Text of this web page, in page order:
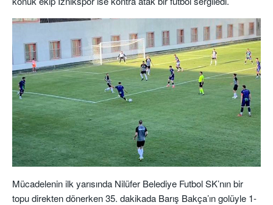
Mücadelenin ilk yarısında Nilüfer Belediye Futbol SK’nın bir
topu direkten dönerken 35. dakikada Barış Bakça’ın golüyle 1-